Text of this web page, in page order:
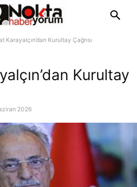
Karayalçın’dan Kurultay Çağrısı
Kurultay
2026